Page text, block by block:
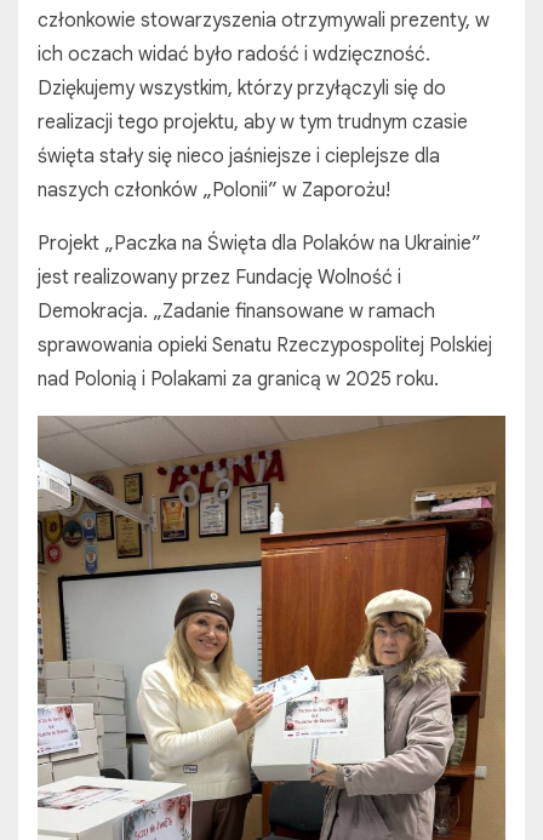
członkowie stowarzyszenia otrzymywali prezenty, w
ich oczach widać było radość i wdzięczność.
Dziękujemy wszystkim, którzy przyłączyli się do
realizacji tego projektu, aby w tym trudnym czasie
święta stały się nieco jaśniejsze i cieplejsze dla
naszych członków „Polonii” w Zaporożu!
Projekt „Paczka na Święta dla Polaków na Ukrainie”
jest realizowany przez Fundację Wolność i
Demokracja. „Zadanie finansowane w ramach
sprawowania opieki Senatu Rzeczypospolitej Polskiej
nad Polonią i Polakami za granicą w 2025 roku.